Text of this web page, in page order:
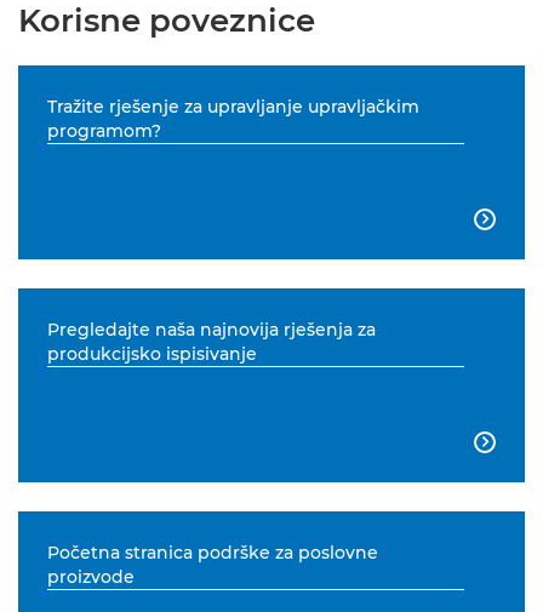
Korisne poveznice
Tražite rješenje za upravljanje upravljačkim
programom?

Pregledajte naša najnovija rješenja za
produkcijsko ispisivanje

Početna stranica podrške za poslovne
proizvode